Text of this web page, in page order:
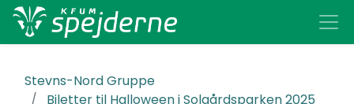
Stevns-Nord Gruppe
Biletter til Halloween i Solgårdsparken 2025